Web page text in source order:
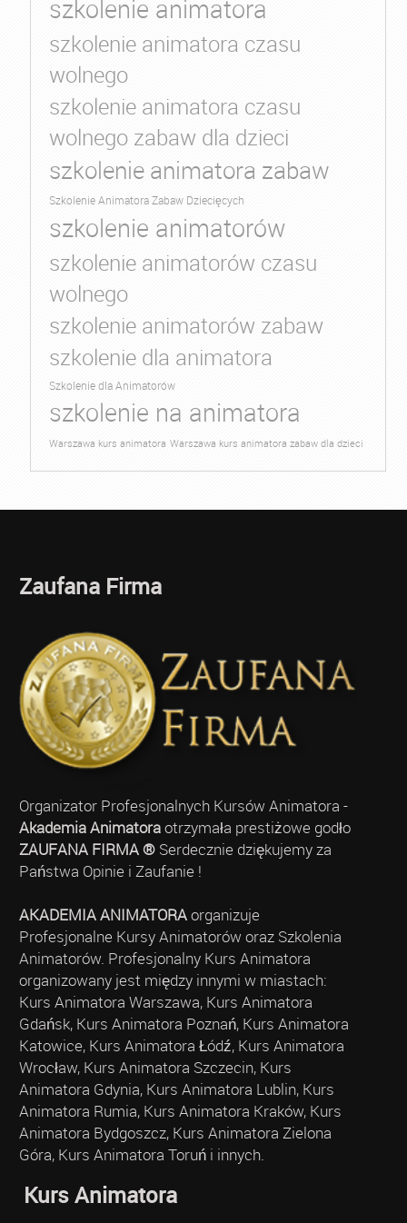
szkolenie animatora
szkolenie animatora czasu
wolnego
szkolenie animatora czasu
wolnego zabaw dla dzieci
szkolenie animatora zabaw
Szkolenie Animatora Zabaw Dziecięcych
szkolenie animatorów
szkolenie animatorów czasu
wolnego
szkolenie animatorów zabaw
szkolenie dla animatora
Szkolenie dla Animatorów
szkolenie na animatora
Warszawa kurs animatora Warszawa kurs animatora zabaw dla dzieci
Zaufana Firma
Organizator Profesjonalnych Kursów Animatora -
Akademia Animatoraotrzymała prestiżowe godło
ZAUFANA FIRMA ®Serdecznie dziękujemy za
Państwa Opinie i Zaufanie !
AKADEMIA ANIMATORAorganizuje
Profesjonalne Kursy Animatorów oraz Szkolenia
Animatorów. Profesjonalny Kurs Animatora
organizowany jest między innymi w miastach:
Kurs Animatora Warszawa, Kurs Animatora
Gdańsk, Kurs Animatora Poznań, Kurs Animatora
Katowice, Kurs Animatora Łódź, Kurs Animatora
Wrocław, Kurs Animatora Szczecin, Kurs
Animatora Gdynia, Kurs Animatora Lublin, Kurs
Animatora Rumia, Kurs Animatora Kraków, Kurs
Animatora Bydgoszcz, Kurs Animatora Zielona
Góra, Kurs Animatora Toruń i innych.
Kurs Animatora